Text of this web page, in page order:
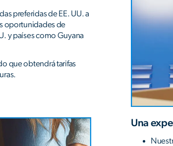
preferidas de EE. UU. a
oportunidades de
y países como Guyana
que obtendrá tarifas
Una